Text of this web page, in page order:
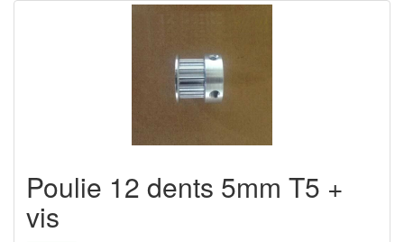
Poulie 12 dents 5mm T5 +
vis